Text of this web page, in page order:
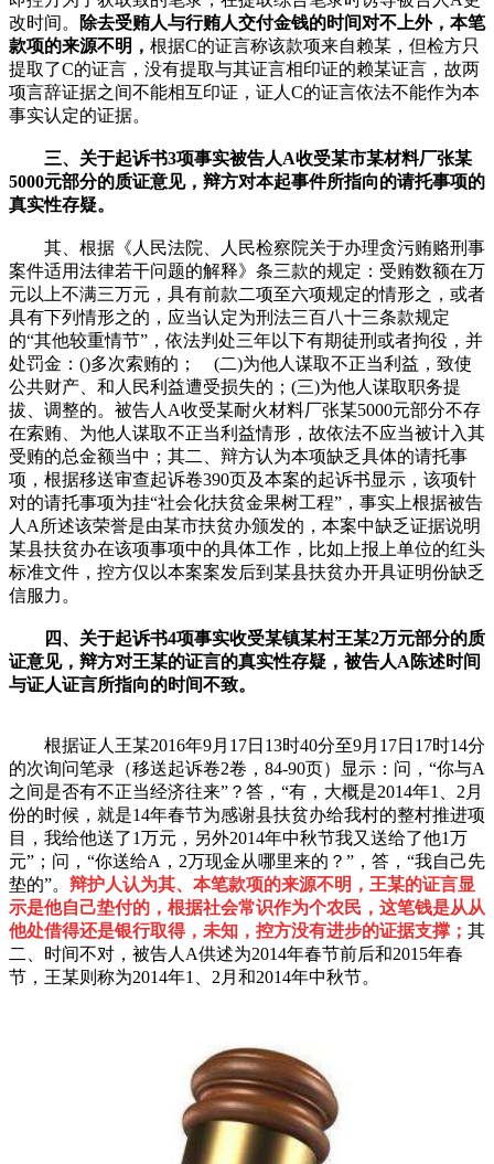
改时间。
除去受贿人与行贿人交付金钱的时间对不上外，本笔
款项的来源不明， 根据C的证言称该款项来自赖某，但检方只
提取了C的证言，没有提取与其证言相印证的赖某证言，故两
项言辞证据之间不能相互印证，证人C的证言依法不能作为本
事实认定的证据。
三、关于起诉书3项事实被告人A收受某市某材料厂张某
5000元部分的质证意见，辩方对本起事件所指向的请托事项的
真实性存疑。
其、根据《人民法院、人民检察院关于办理贪污贿赂刑事
案件适用法律若干问题的解释》条三款的规定：受贿数额在万
元以上不满三万元，具有前款二项至六项规定的情形之，或者
具有下列情形之的，应当认定为刑法三百八十三条款规定
的“其他较重情节”，依法判处三年以下有期徒刑或者拘役，并
处罚金：()多次索贿的； (二)为他人谋取不正当利益，致使
公共财产、和人民利益遭受损失的；(三)为他人谋取职务提
拔、调整的。被告人A收受某耐火材料厂张某5000元部分不存
在索贿、为他人谋取不正当利益情形，故依法不应当被计入其
受贿的总金额当中；其二、辩方认为本项缺乏具体的请托事
项，根据移送审查起诉卷390页及本案的起诉书显示，该项针
对的请托事项为挂“社会化扶贫金果树工程”，事实上根据被告
人A所述该荣誉是由某市扶贫办颁发的，本案中缺乏证据说明
某县扶贫办在该项事项中的具体工作，比如上报上单位的红头
标准文件，控方仅以本案案发后到某县扶贫办开具证明份缺乏
信服力。
四、关于起诉书4项事实收受某镇某村王某2万元部分的质
证意见，辩方对王某的证言的真实性存疑，被告人A陈述时间
与证人证言所指向的时间不致。
根据证人王某2016年9月17日13时40分至9月17日17时14分
的次询问笔录（移送起诉卷2卷，84-90页）显示：问，“你与A
之间是否有不正当经济往来”？答，“有，大概是2014年1、2月
份的时候，就是14年春节为感谢县扶贫办给我村的整村推进项
目，我给他送了1万元，另外2014年中秋节我又送给了他1万
元”；问，“你送给A，2万现金从哪里来的？”，答，“我自己先
垫的”。 辩护人认为其、本笔款项的来源不明，王某的证言显
示是他自己垫付的，根据社会常识作为个农民，这笔钱是从从
他处借得还是银行取得，未知，控方没有进步的证据支撑； 其
二、时间不对，被告人A供述为2014年春节前后和2015年春
节，王某则称为2014年1、2月和2014年中秋节。